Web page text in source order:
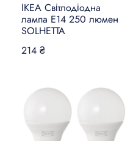
ІКЕА Світлодіодна
лампа E14 250 люмен
SOLHETTA
214 ₴